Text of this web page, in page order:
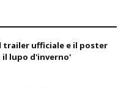
trailer ufficiale e il poster
il lupo d'inverno'